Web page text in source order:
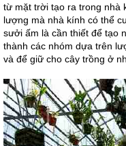
từ mặt trời tạo ra trong nhà
lượng mà nhà kính có thể
sưởi ấm là cần thiết để tạo
thành các nhóm dựa trên
và để giữ cho cây trồng ở